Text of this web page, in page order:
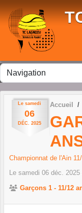
Le samedi
06
DÉC. 2025
Accueil
Championnat de l'Ain
Le samedi 06 déc. 2025
Garçons 1 - 11/12